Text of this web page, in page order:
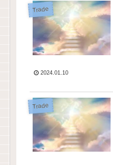
Trade
2024.01.10
Trade